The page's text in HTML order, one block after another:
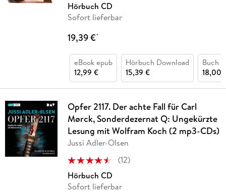
Hörbuch CD
Sofort lieferbar
19,39 €*
eBook epub
12,99 €
Hörbuch Download
15,39 €
Buch
18,00
Opfer 2117. Der achte Fall für Carl
Mørck, Sonderdezernat Q: Ungekürzte
Lesung mit Wolfram Koch (2 mp3-CDs)
Jussi Adler-Olsen
(12)
Hörbuch CD
Sofort lieferbar